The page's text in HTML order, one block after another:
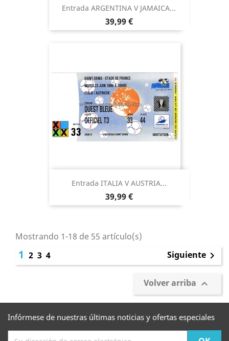
Entrada ARGENTINA V JAMAICA...
Precio
39,99 €
Entrada ITALIA V AUSTRIA...
Precio
39,99 €
Mostrando 1-18 de 55 artículo(s)
1 2 3 4 Siguiente 
Volver arriba 
Infórmese de nuestras últimas noticias y ofertas especiales